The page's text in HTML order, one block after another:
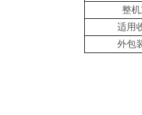
整
适用
外包